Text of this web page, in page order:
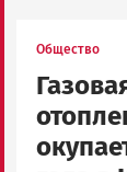
Общество